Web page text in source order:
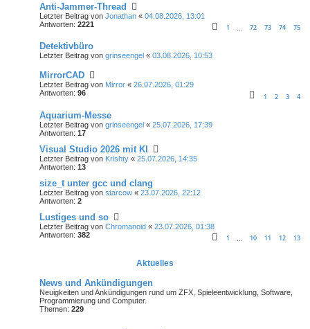
Anti-Jammer-Thread
Letzter Beitrag von Jonathan « 04.08.2026, 13:01
Antworten: 2221 1 72 73 74 75
Detektivbüro
Letzter Beitrag von grinseengel « 03.08.2026, 10:53
MirrorCAD
Letzter Beitrag von Mirror « 26.07.2026, 01:29
Antworten: 96 1 2 3 4
Aquarium-Messe
Letzter Beitrag von grinseengel « 25.07.2026, 17:39
Antworten: 17
Visual Studio 2026 mit KI
Letzter Beitrag von Krishty « 25.07.2026, 14:35
Antworten: 13
size_t unter gcc und clang
Letzter Beitrag von starcow « 23.07.2026, 22:12
Antworten: 2
Lustiges und so
Letzter Beitrag von Chromanoid « 23.07.2026, 01:38
Antworten: 382 1 10 11 12 13
Aktuelles
News und Ankündigungen
Neuigkeiten und Ankündigungen rund um ZFX, Spieleentwicklung, Software,
Programmierung und Computer.
Themen: 229